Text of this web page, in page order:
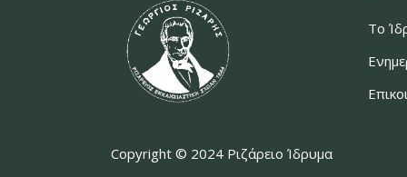
Copyright © 2024 Ριζάρειο Ίδρυμα
Το